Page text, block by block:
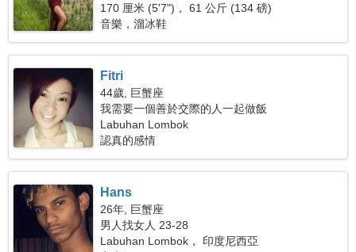
170 厘米 (5'7")， 61 公斤 (134 磅)
音樂，溜冰鞋
Fitri
44歲, 巨蟹座
我需要一個善於交際的人一起做飯
Labuhan Lombok
認真的感情
Hans
26年, 巨蟹座
男人找女人 23-28
Labuhan Lombok， 印度尼西亞